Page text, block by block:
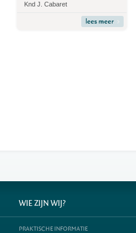
Knd J. Cabaret
lees meer
WIE ZIJN WIJ?
PRAKTISCHE INFORMATIE